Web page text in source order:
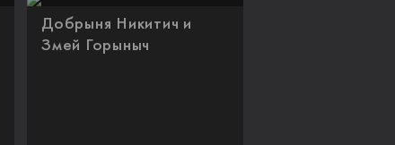
Добрыня Никитич и
Змей Горыныч